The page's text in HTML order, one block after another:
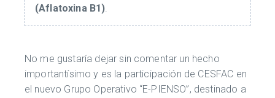
(Aflatoxina B1).
No me gustaría dejar sin comentar un hecho
importantísimo y es la participación de CESFAC en
el nuevo Grupo Operativo “E-PIENSO”, destinado a